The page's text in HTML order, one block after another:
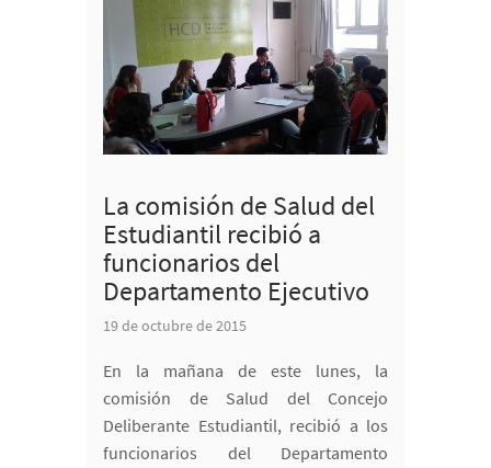
La comisión de Salud del
Estudiantil recibió a
funcionarios del
Departamento Ejecutivo
19 de octubre de 2015
En la mañana de este lunes, la
comisión de Salud del Concejo
Deliberante Estudiantil, recibió a los
funcionarios del Departamento